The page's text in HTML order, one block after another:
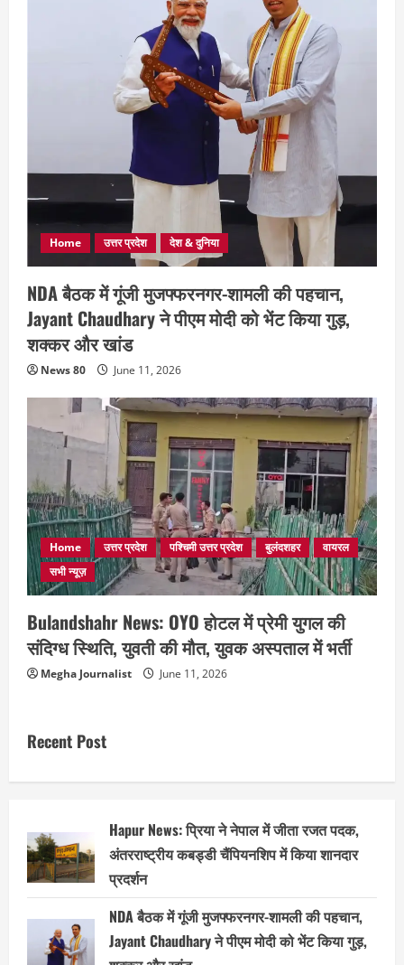
Home उत्तर प्रदेश देश & दुनिया
NDA बैठक में गूंजी मुजफ्फरनगर-शामली की पहचान,
Jayant Chaudhary ने पीएम मोदी को भेंट किया गुड़,
शक्कर और खांड
News 80 June 11, 2026
Home उत्तर प्रदेश पश्चिमी उत्तर प्रदेश बुलंदशहर
वायरल
सभी न्यूज़
Bulandshahr News: OYO होटल में प्रेमी युगल की
संदिग्ध स्थिति, युवती की मौत, युवक अस्पताल में भर्ती
Megha Journalist June 11, 2026
Recent Post
Hapur News: प्रिया ने नेपाल में जीता रजत पदक,
अंतरराष्ट्रीय कबड्डी चैंपियनशिप में किया शानदार
प्रदर्शन
NDA बैठक में गूंजी मुजफ्फरनगर-शामली की पहचान,
Jayant Chaudhary ने पीएम मोदी को भेंट किया गुड़,